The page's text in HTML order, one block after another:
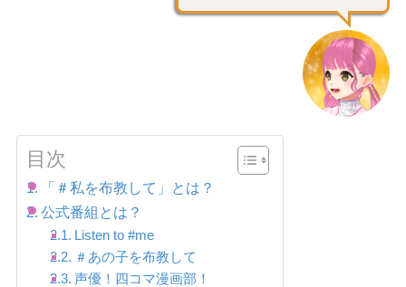
目次
「＃私を布教して」とは？
公式番組とは？
Listen to #me
＃あの子を布教して
声優！四コマ漫画部！